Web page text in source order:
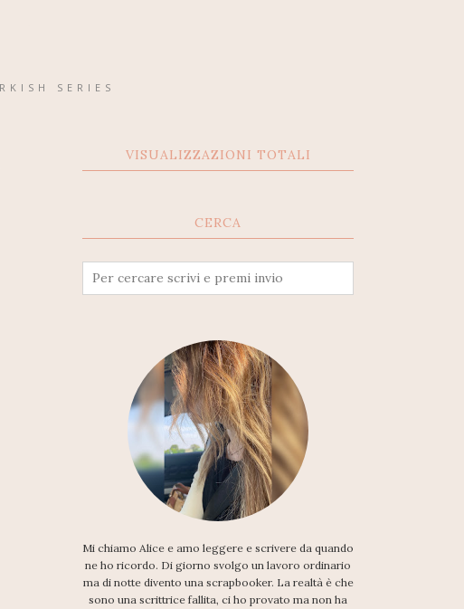
SERIES
VISUALIZZAZIONI TOTALI
CERCA
Mi chiamo Alice e amo leggere e scrivere da quando
ne ho ricordo. Di giorno svolgo un lavoro ordinario
ma di notte divento una scrapbooker. La realtà è che
sono una scrittrice fallita, ci ho provato ma non ha